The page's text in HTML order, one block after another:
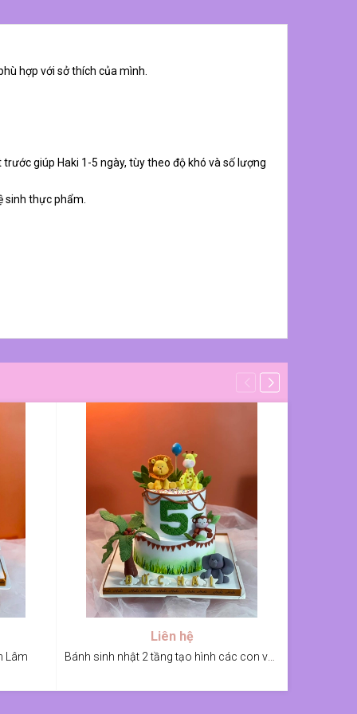
hợp với sở thích của mình.
giúp Haki 1-5 ngày, tùy theo độ khó và số lượng
sinh thực phẩm.
Lâm
Liên hệ
Bánh sinh nhật 2 tầng tạo hình các con vật bé thích